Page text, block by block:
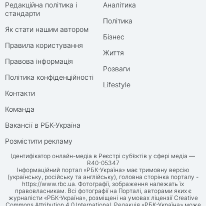
Редакційна політика і
стандарти
Як стати нашим автором
Правила користування
Правова інформація
Політика конфіденційності
Контакти
Команда
Вакансії в РБК-Україна
Розмістити рекламу
Аналітика
Політика
Бізнес
Життя
Розваги
Lifestyle
Ідентифікатор онлайн-медіа в Реєстрі суб’єктів у сфері медіа —
R40-05347
Інформаційний портал «РБК-Україна» має тримовну версію
(українську, російську та англійську), головна сторінка порталу -
https://www.rbc.ua. Фотографії, зображення належать їх
правовласникам. Всі фотографії на Порталі, авторами яких є
журналісти «РБК-Україна», розміщені на умовах ліцензії Creative